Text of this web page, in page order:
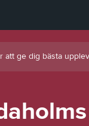
att ge dig bästa